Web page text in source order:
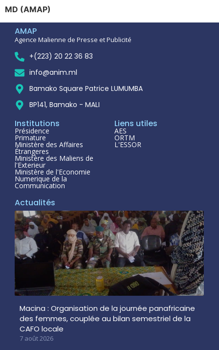
MD (AMAP)
AMAP
Agence Malienne de Presse et Publicité
+(223) 20 22 36 83
info@anim.ml
Bamako Square Patrice LUMUMBA
BP141, Bamako - MALI
Institutions
Présidence
Primature
Ministère des Affaires
Étrangeres
Ministère des Maliens de
l'Exterieur
Ministère de l'Economie
Numerique de la
Communication
Liens utiles
AES
ORTM
L'ESSOR
Actualités
Macina : Organisation de la journée panafricaine
des femmes, couplée au bilan semestriel de la
CAFO locale
7 août 2026